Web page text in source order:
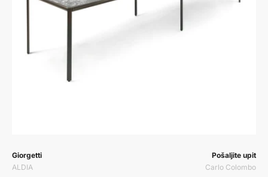
Prodavač:
Giorgetti
ALDIA
Prodavač:
Pošaljite upit
Carlo Colombo